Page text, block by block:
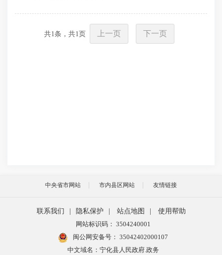
共1 条，共1 页 上一页 下一页
中央省市网站 市内县区网站 友情链接
联系我们 隐私保护 站点地图
使用帮助
网站标识码： 3504240001
闽公网安备号： 35042402000107
中文域名：宁化县人民政府.政务